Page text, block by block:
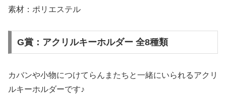
素材：ポリエステル
G賞：アクリルキーホルダー 全8種類
カバンや小物につけてらんまたちと一緒にいられるアクリ
ルキーホルダーです♪